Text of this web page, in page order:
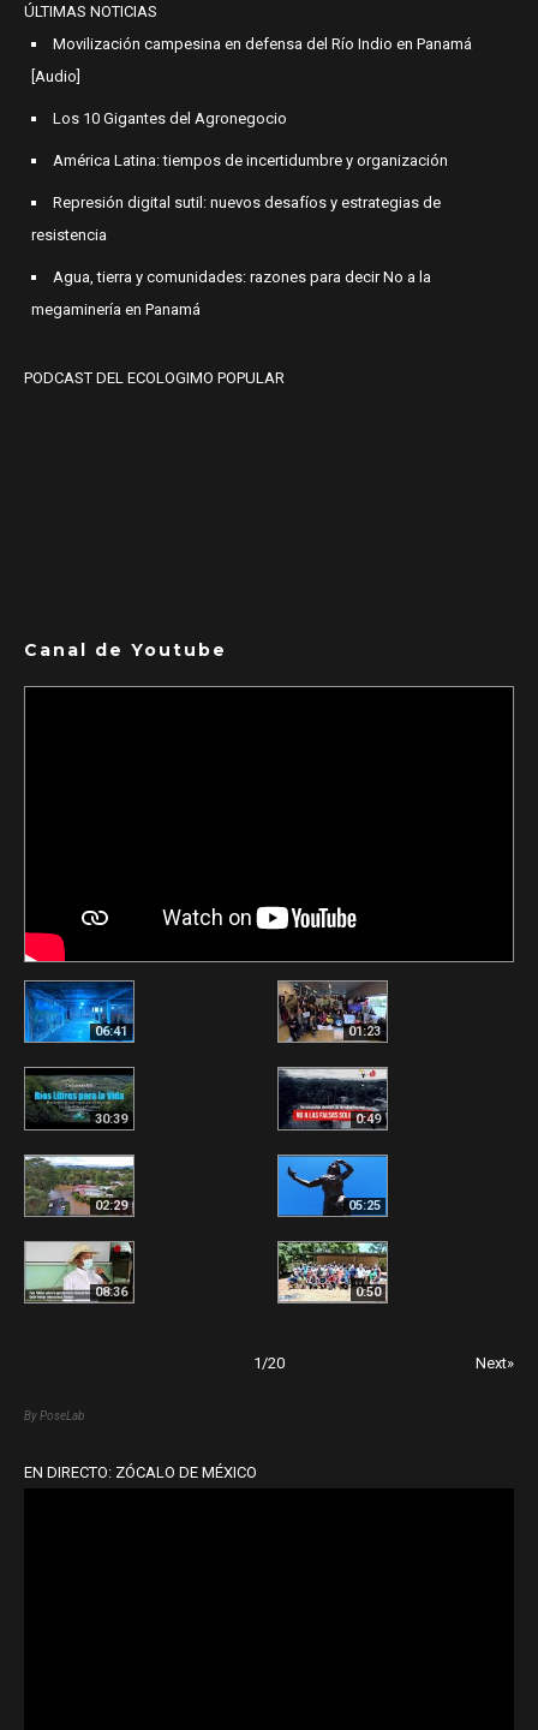
ÚLTIMAS NOTICIAS
Movilización campesina en defensa del Río Indio en Panamá
[Audio]
Los 10 Gigantes del Agronegocio
América Latina: tiempos de incertidumbre y organización
Represión digital sutil: nuevos desafíos y estrategias de
resistencia
Agua, tierra y comunidades: razones para decir No a la
megaminería en Panamá
PODCAST DEL ECOLOGIMO POPULAR
Canal de Youtube
06:41 01:23
30:39 0:49
02:29 05:25
08:36 0:50
1/20 Next»
By PoseLab
EN DIRECTO: ZÓCALO DE MÉXICO